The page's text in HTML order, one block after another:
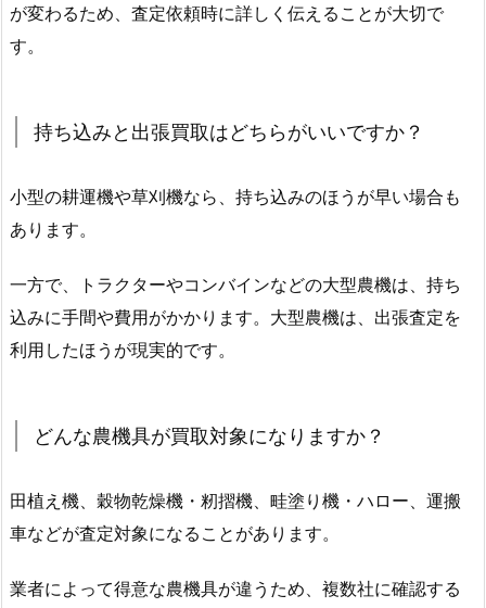
が変わるため、査定依頼時に詳しく伝えることが大切で
す。
持ち込みと出張買取はどちらがいいですか？
小型の耕運機や草刈機なら、持ち込みのほうが早い場合も
あります。
一方で、トラクターやコンバインなどの大型農機は、持ち
込みに手間や費用がかかります。大型農機は、出張査定を
利用したほうが現実的です。
どんな農機具が買取対象になりますか？
田植え機、穀物乾燥機・籾摺機、畦塗り機・ハロー、運搬
車などが査定対象になることがあります。
業者によって得意な農機具が違うため、複数社に確認する